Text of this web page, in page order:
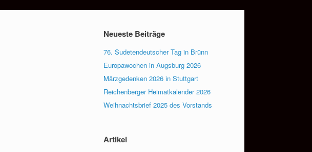
Neueste Beiträge
76. Sudetendeutscher Tag in Brünn
Europawochen in Augsburg 2026
Märzgedenken 2026 in Stuttgart
Reichenberger Heimatkalender 2026
Weihnachtsbrief 2025 des Vorstands
Artikel